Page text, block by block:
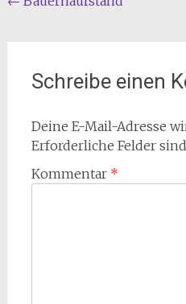
Schreibe einen
Deine E-Mail-Adresse
Erforderliche Felder
Kommentar *